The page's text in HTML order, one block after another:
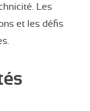
Les
et les défis